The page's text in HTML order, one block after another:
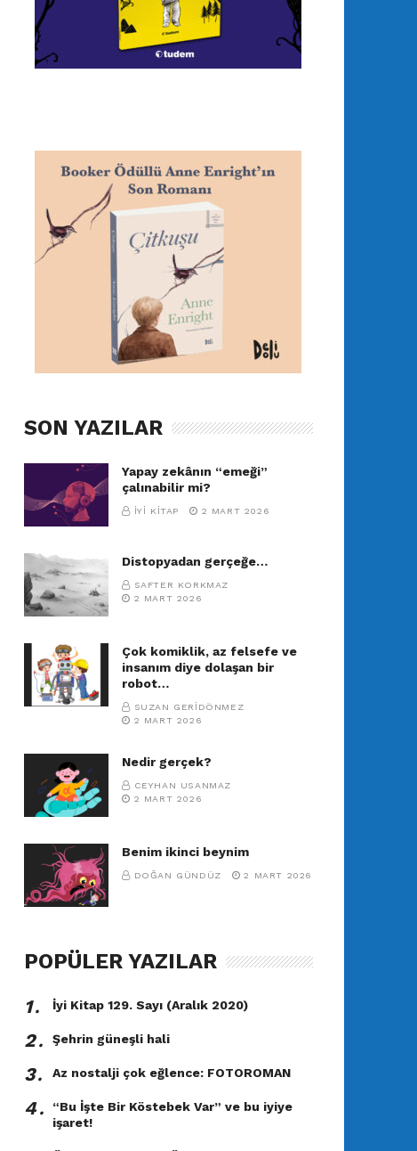
SON YAZILAR
Yapay zekânın “emeği”
çalınabilir mi?
İYI KITAP 2 MART 2026
Distopyadan gerçeğe…
SAFTER KORKMAZ
2 MART 2026
Çok komiklik, az felsefe ve
insanım diye dolaşan bir
robot…
SUZAN GERIDÖNMEZ
2 MART 2026
Nedir gerçek?
CEYHAN USANMAZ
2 MART 2026
Benim ikinci beynim
DOĞAN GÜNDÜZ 2 MART 2026
POPÜLER YAZILAR
1․ İyi Kitap 129. Sayı (Aralık 2020)
2․ Şehrin güneşli hali
3․ Az nostalji çok eğlence: FOTOROMAN
4․
“Bu İşte Bir Köstebek Var” ve bu iyiye
işaret!